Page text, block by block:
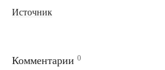
Источник
Комментарии 0